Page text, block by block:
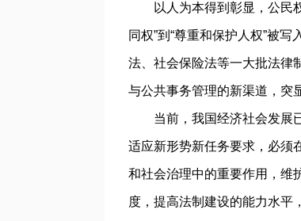
以人为本得到彰显，公民权
同权”到“尊重和保护人权”被
法、社会保险法等一大批法律
与公共事务管理的新渠道，突
当前，我国经济社会发展已
适应新形势新任务要求，必须
和社会治理中的重要作用，维
度，提高法制建设的能力水平